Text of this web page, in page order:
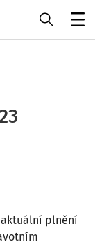
aktuální plnění